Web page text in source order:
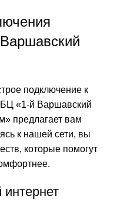
подключение к
«1-й Варшавский
предлагает вам
к нашей сети, вы
которые помогут